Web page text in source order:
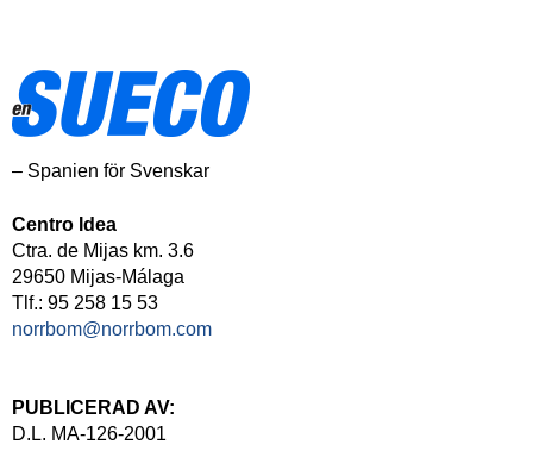
– Spanien för Svenskar
Centro Idea
Ctra. de Mijas km. 3.6
29650 Mijas-Málaga
Tlf.: 95 258 15 53
norrbom@norrbom.com
PUBLICERAD AV:
D.L. MA-126-2001